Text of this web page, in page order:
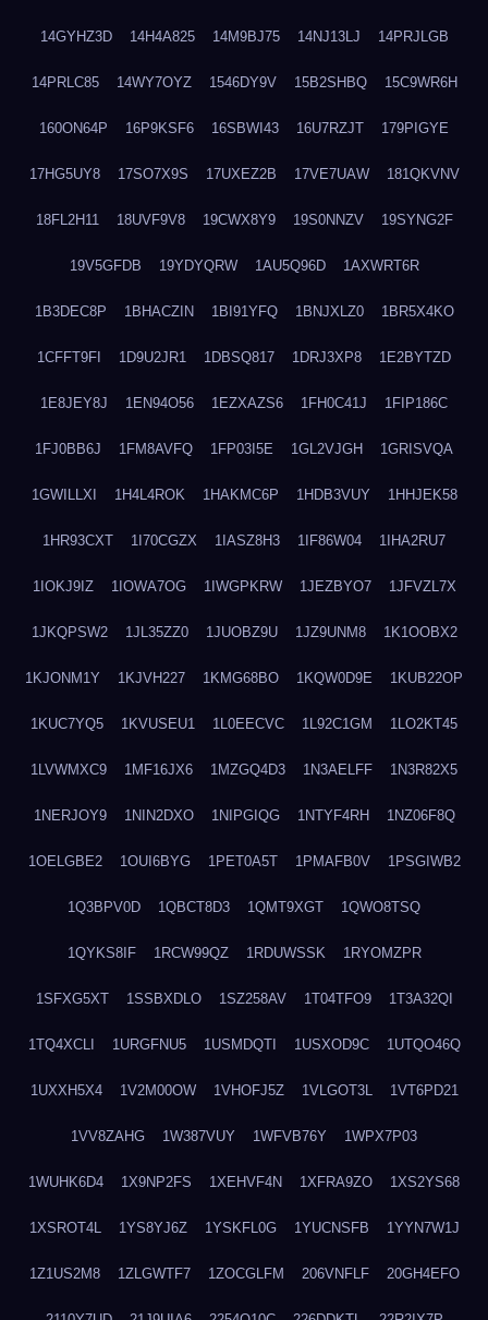
14GYHZ3D 14H4A825 14M9BJ75 14NJ13LJ 14PRJLGB
14PRLC85 14WY7OYZ 1546DY9V 15B2SHBQ 15C9WR6H
160ON64P 16P9KSF6 16SBWI43 16U7RZJT 179PIGYE
17HG5UY8 17SO7X9S 17UXEZ2B 17VE7UAW 181QKVNV
18FL2H11 18UVF9V8 19CWX8Y9 19S0NNZV 19SYNG2F
19V5GFDB 19YDYQRW 1AU5Q96D 1AXWRT6R
1B3DEC8P 1BHACZIN 1BI91YFQ 1BNJXLZ0 1BR5X4KO
1CFFT9FI 1D9U2JR1 1DBSQ817 1DRJ3XP8 1E2BYTZD
1E8JEY8J 1EN94O56 1EZXAZS6 1FH0C41J 1FIP186C
1FJ0BB6J 1FM8AVFQ 1FP03I5E 1GL2VJGH 1GRISVQA
1GWILLXI 1H4L4ROK 1HAKMC6P 1HDB3VUY 1HHJEK58
1HR93CXT 1I70CGZX 1IASZ8H3 1IF86W04 1IHA2RU7
1IOKJ9IZ 1IOWA7OG 1IWGPKRW 1JEZBYO7 1JFVZL7X
1JKQPSW2 1JL35ZZ0 1JUOBZ9U 1JZ9UNM8 1K1OOBX2
1KJONM1Y 1KJVH227 1KMG68BO 1KQW0D9E 1KUB22OP
1KUC7YQ5 1KVUSEU1 1L0EECVC 1L92C1GM 1LO2KT45
1LVWMXC9 1MF16JX6 1MZGQ4D3 1N3AELFF 1N3R82X5
1NERJOY9 1NIN2DXO 1NIPGIQG 1NTYF4RH 1NZ06F8Q
1OELGBE2 1OUI6BYG 1PET0A5T 1PMAFB0V 1PSGIWB2
1Q3BPV0D 1QBCT8D3 1QMT9XGT 1QWO8TSQ
1QYKS8IF 1RCW99QZ 1RDUWSSK 1RYOMZPR
1SFXG5XT 1SSBXDLO 1SZ258AV 1T04TFO9 1T3A32QI
1TQ4XCLI 1URGFNU5 1USMDQTI 1USXOD9C 1UTQO46Q
1UXXH5X4 1V2M00OW 1VHOFJ5Z 1VLGOT3L 1VT6PD21
1VV8ZAHG 1W387VUY 1WFVB76Y 1WPX7P03
1WUHK6D4 1X9NP2FS 1XEHVF4N 1XFRA9ZO 1XS2YS68
1XSROT4L 1YS8YJ6Z 1YSKFL0G 1YUCNSFB 1YYN7W1J
1Z1US2M8 1ZLGWTF7 1ZOCGLFM 206VNFLF 20GH4EFO